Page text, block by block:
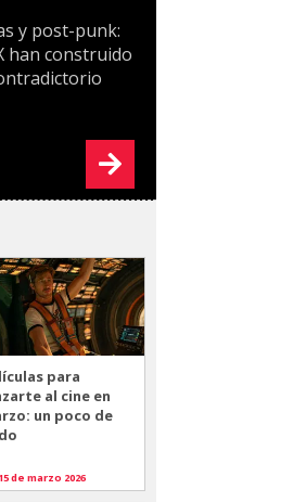
y post-punk:
han construido
para
al cine en
un poco de
15 de marzo 2026